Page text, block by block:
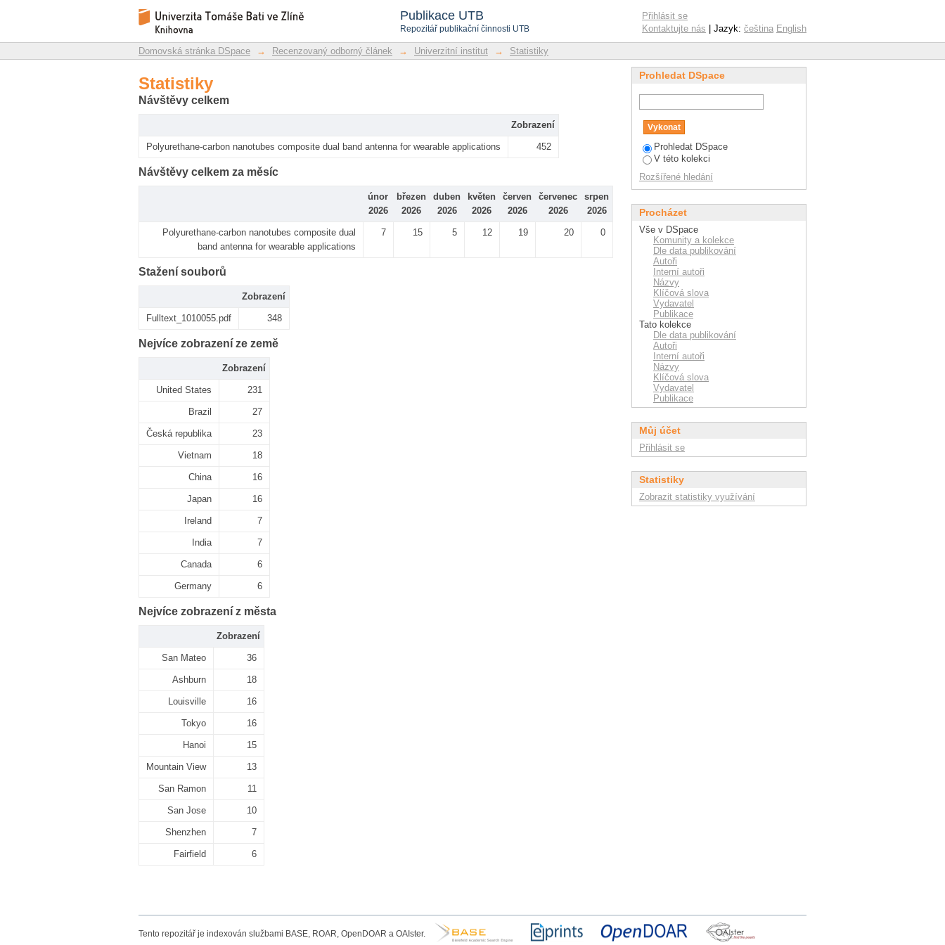
Publikace UTB
Repozitář publikační činnosti UTB
Statistiky
Repozitář DSpace/Manakin
Přihlásit se
Kontaktujte nás | Jazyk: čeština English
Domovská stránka DSpace → Recenzovaný odborný článek → Univerzitní institut → Statistiky
Statistiky
Návštěvy celkem
Zobrazení
Polyurethane-carbon nanotubes composite dual band antenna for wearable applications 452
Návštěvy celkem za měsíc
únor
2026
březen
2026
duben
2026
květen
2026
červen
2026
červenec
2026
srpen
2026
Polyurethane-carbon nanotubes composite dual
band antenna for wearable applications
7 15 5 12 19 20 0
Stažení souborů
Zobrazení
Fulltext_1010055.pdf 348
Nejvíce zobrazení ze země
Zobrazení
United States 231
Brazil 27
Česká republika 23
Vietnam 18
China 16
Japan 16
Ireland 7
India 7
Canada 6
Germany 6
Nejvíce zobrazení z města
Zobrazení
San Mateo 36
Ashburn 18
Louisville 16
Tokyo 16
Hanoi 15
Mountain View 13
San Ramon 11
San Jose 10
Shenzhen 7
Fairfield 6
Prohledat DSpace
Prohledat DSpace
V této kolekci
Rozšířené hledání
Procházet
Vše v DSpace
Komunity a kolekce
Dle data publikování
Autoři
Interní autoři
Názvy
Klíčová slova
Vydavatel
Publikace
Tato kolekce
Dle data publikování
Autoři
Interní autoři
Názvy
Klíčová slova
Vydavatel
Publikace
Můj účet
Přihlásit se
Statistiky
Zobrazit statistiky využívání
Tento repozitář je indexován službami BASE, ROAR, OpenDOAR a OAIster.